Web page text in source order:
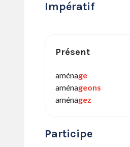
Impératif
Présent
aménage
aménageons
aménagez
Participe